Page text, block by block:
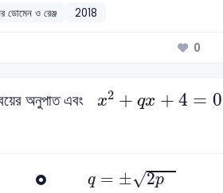
ডোমেন ও রেঞ্জ 2018
0
অনুপাত এবং x2 + qx + 4 = 0
2 + 4 =
q = ±√2p
q ± p